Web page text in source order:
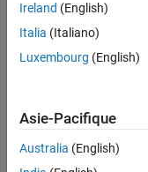
Ireland (English)
Italia (Italiano)
Luxembourg (English)
Asie-Pacifique
Australia (English)
Trust Center
Lutte anti-piratage